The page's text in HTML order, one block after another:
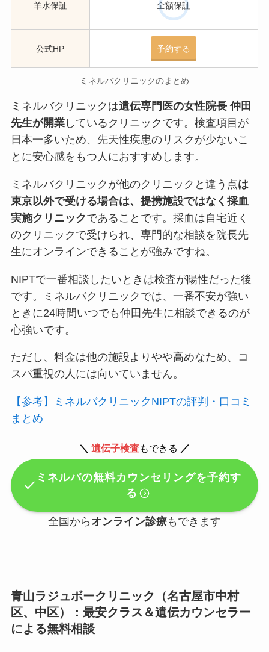
羊水保証 全額保証
公式HP 予約する
ミネルバクリニックのまとめ
ミネルバクリニックは遺伝専門医の女性院長 仲田
先生が開業しているクリニックです。検査項目が
日本一多いため、先天性疾患のリスクが少ないこ
とに安心感をもつ人におすすめします。
ミネルバクリニックが他のクリニックと違う点は
東京以外で受ける場合は、提携施設ではなく採血
実施クリニックであることです。 採血は自宅近く
のクリニックで受けられ、専門的な相談を院長先
生にオンラインできる ことが強みですね。
NIPTで一番相談したいときは検査が陽性だった後
です。ミネルバクリニックでは、 一番不安が強い
ときに24時間いつでも仲田先生に相談できるのが
心強いです。
ただし、 料金は他の施設よりやや高めなため、コ
スパ重視の人には向いていません。
【参考】ミネルバクリニックNIPTの評判・口コミ
まとめ
＼ 遺伝子検査もできる ／
ミネルバの無料カウンセリングを予約す
る
全国から オンライン診療もできます
青山ラジュボークリニック（名古屋市中村
区、中区）：最安クラス＆遺伝カウンセラー
による無料相談